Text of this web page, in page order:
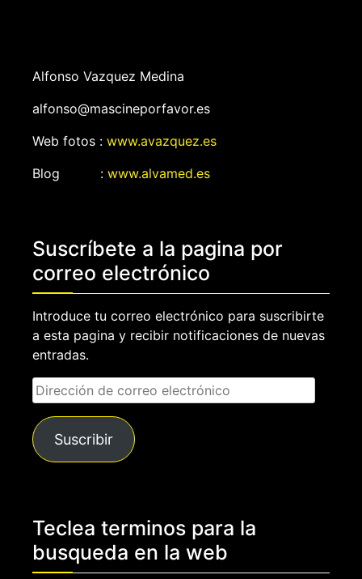
Alfonso Vazquez Medina
alfonso@mascineporfavor.es
Web fotos : www.avazquez.es
Blog : www.alvamed.es
Suscríbete a la pagina por
correo electrónico
Introduce tu correo electrónico para suscribirte
a esta pagina y recibir notificaciones de nuevas
entradas.
Dirección
de
correo
electrónico
Suscribir
Teclea terminos para la
busqueda en la web